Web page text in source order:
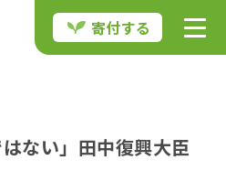
寄付する
ない」田中復興大臣